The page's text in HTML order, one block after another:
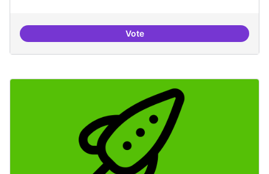
VoteTemes: Intel·ligència artificial